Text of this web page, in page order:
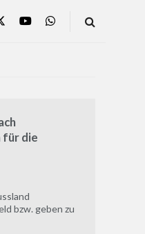
für die
bzw. geben zu